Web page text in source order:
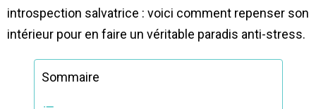
introspection salvatrice : voici comment repenser son
intérieur pour en faire un véritable paradis anti-stress.
Sommaire